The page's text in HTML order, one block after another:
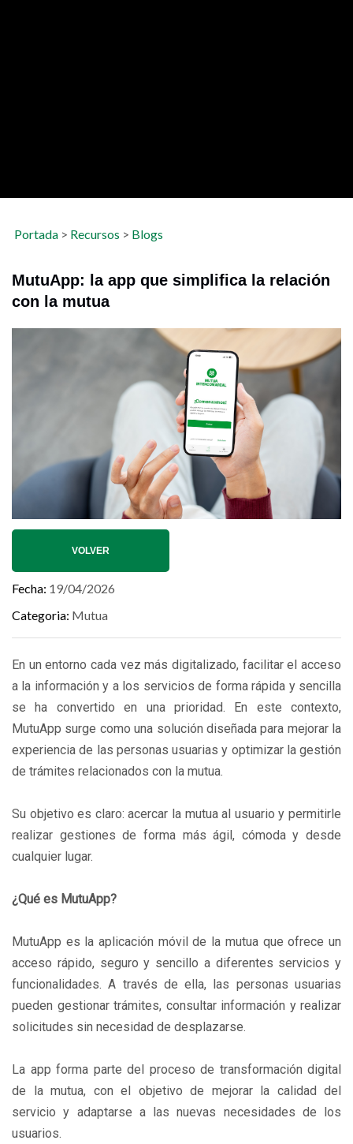
Portada> Recursos > Blogs
MutuApp: la app que simplifica la relación
con la mutua
VOLVER
Fecha 19/04/2026
Categoria Mutua
En un entorno cada vez más digitalizado, facilitar el acceso
a la información y a los servicios de forma rápida y sencilla
se ha convertido en una prioridad. En este contexto,
MutuApp surge como una solución diseñada para mejorar la
experiencia de las personas usuarias y optimizar la gestión
de trámites relacionados con la mutua.
Su objetivo es claro: acercar la mutua al usuario y permitirle
realizar gestiones de forma más ágil, cómoda y desde
cualquier lugar.
¿Qué es MutuApp?
MutuApp es la aplicación móvil de la mutua que ofrece un
acceso rápido, seguro y sencillo a diferentes servicios y
funcionalidades. A través de ella, las personas usuarias
pueden gestionar trámites, consultar información y realizar
solicitudes sin necesidad de desplazarse.
La app forma parte del proceso de transformación digital
de la mutua, con el objetivo de mejorar la calidad del
servicio y adaptarse a las nuevas necesidades de los
usuarios.